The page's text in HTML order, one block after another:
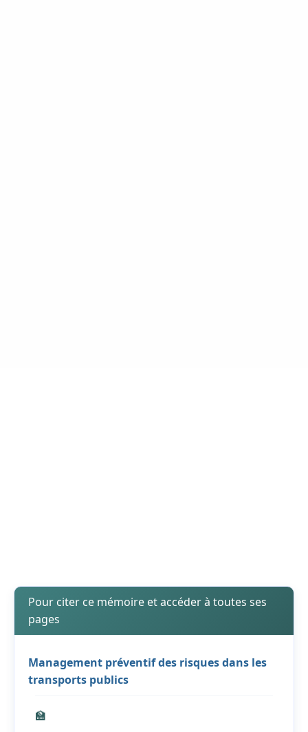
Pour citer ce mémoire et accéder à toutes ses
pages
Management préventif des risques dans les
transports publics
🏫